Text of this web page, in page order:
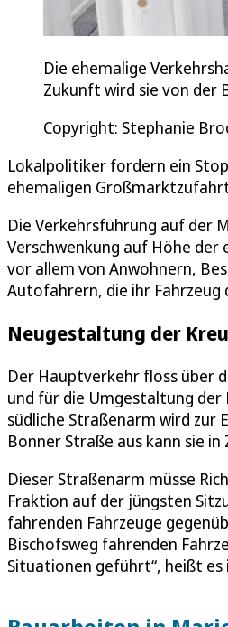
Die ehemalige
Zukunft wird sie von der
Copyright: Stephanie
Lokalpolitiker fordern ein
ehemaligen
Die Verkehrsführung auf der
Verschwenkung auf Höhe
vor allem von Anwohnern,
Autofahrern, die ihr
Neugestaltung der
Der Hauptverkehr floss über
und für die Umgestaltung
südliche Straßenarm wird zur
Bonner Straße aus kann sie
Dieser Straßenarm müsse
Fraktion auf der jüngsten
fahrenden Fahrzeuge
Bischofsweg fahrenden
Situationen geführt“, heißt es